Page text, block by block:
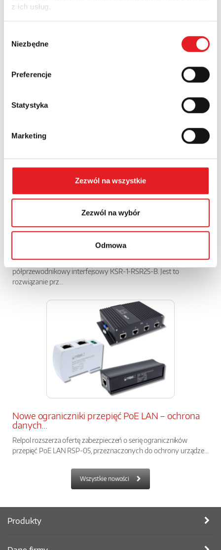
z ich usług.
zgody
Niezbędne
Preferencje
Statystyka
Marketing
Zezwól na wszystkie
Zezwól na wybór
Odmowa
105,000
Nowości
Przekaźnik półprzewodnikowy interfejsowy KSR-
Relpol wprowadza do oferty nowoczesny przekaźnik
półprzewodnikowy interfejsowy KSR-1-RSR25-B. Jest to
rozwiązanie prz...
Nowe ograniczniki przepięć PoE LAN – ochrona
danych...
Relpol rozszerza ofertę zabezpieczeń o serię ograniczników
przepięć PoE LAN RSP-05, przeznaczonych do ochrony urządze...
Wszystkie nowości
Produkty